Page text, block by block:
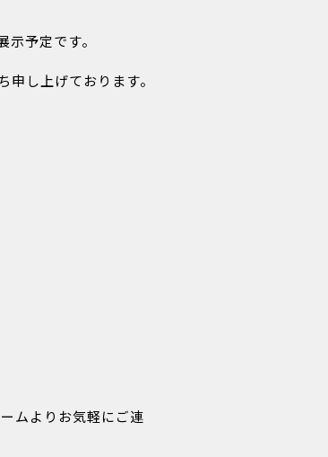
予定です。
し上げております。
ムよりお気軽にご連